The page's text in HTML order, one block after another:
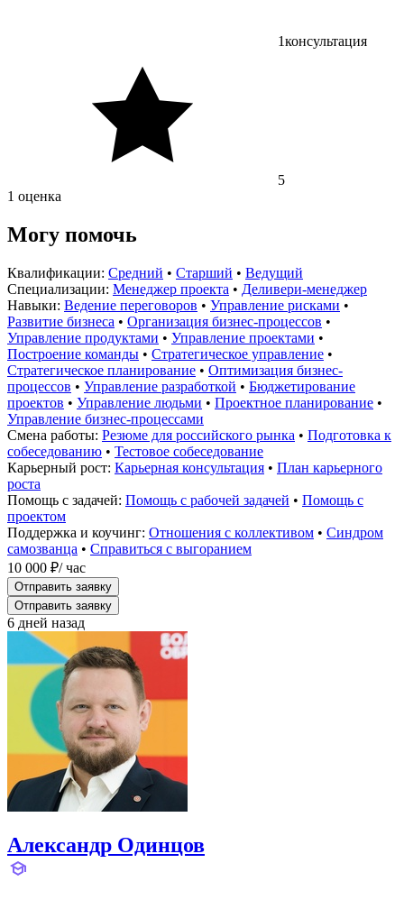
1консультация
5
1 оценка
Могу помочь
Квалификации: Средний • Старший • Ведущий
Специализации: Менеджер проекта • Деливери-менеджер
Навыки: Ведение переговоров • Управление рисками •
Развитие бизнеса • Организация бизнес-процессов •
Управление продуктами • Управление проектами •
Построение команды • Стратегическое управление •
Стратегическое планирование • Оптимизация бизнес-
процессов • Управление разработкой • Бюджетирование
проектов • Управление людьми • Проектное планирование •
Управление бизнес-процессами
Смена работы: Резюме для российского рынка • Подготовка к
собеседованию • Тестовое собеседование
Карьерный рост: Карьерная консультация • План карьерного
роста
Помощь с задачей: Помощь с рабочей задачей • Помощь с
проектом
Поддержка и коучинг: Отношения с коллективом • Синдром
самозванца • Справиться с выгоранием
10 000 ₽/ час
Отправить заявку
Отправить заявку
6 дней назад
Александр Одинцов